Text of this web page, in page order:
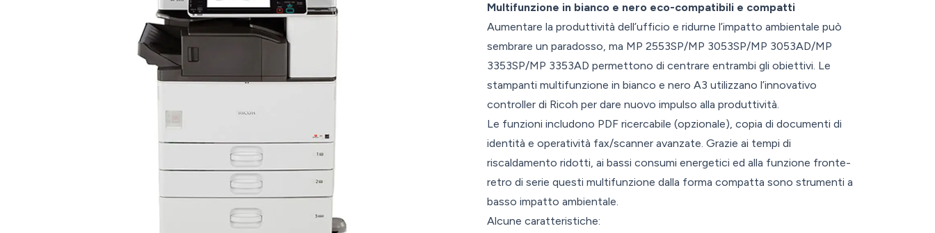
Multifunzione in bianco e nero eco-compatibili e compatti
Aumentare la produttività dell’ufficio e ridurne l’impatto ambientale può
sembrare un paradosso, ma MP 2553SP/MP 3053SP/MP 3053AD/MP
3353SP/MP 3353AD permettono di centrare entrambi gli obiettivi. Le
stampanti multifunzione in bianco e nero A3 utilizzano l’innovativo
controller di Ricoh per dare nuovo impulso alla produttività.
Le funzioni includono PDF ricercabile (opzionale), copia di documenti di
identità e operatività fax/scanner avanzate. Grazie ai tempi di
riscaldamento ridotti, ai bassi consumi energetici ed alla funzione fronte-
retro di serie questi multifunzione dalla forma compatta sono strumenti a
basso impatto ambientale.
Alcune caratteristiche: